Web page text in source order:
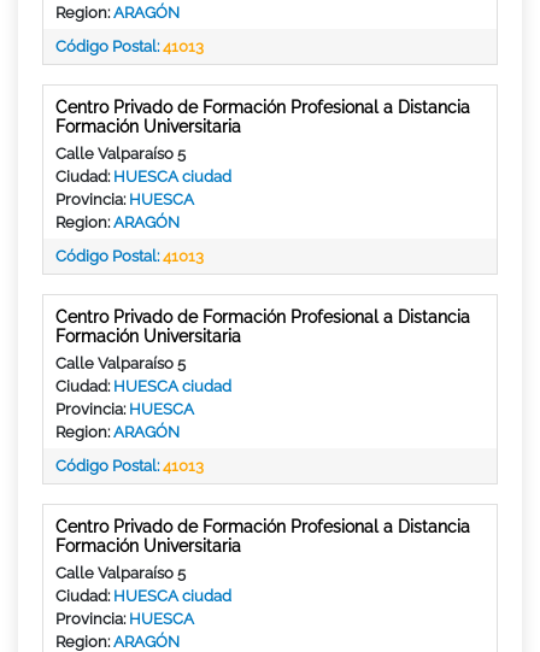
Region:ARAGÓN
Código Postal:41013
Centro Privado de Formación Profesional a Distancia
Formación Universitaria
Calle Valparaíso 5
Ciudad: HUESCA ciudad
Provincia: HUESCA
Region:ARAGÓN
Código Postal:41013
Centro Privado de Formación Profesional a Distancia
Formación Universitaria
Calle Valparaíso 5
Ciudad: HUESCA ciudad
Provincia: HUESCA
Region:ARAGÓN
Código Postal:41013
Centro Privado de Formación Profesional a Distancia
Formación Universitaria
Calle Valparaíso 5
Ciudad: HUESCA ciudad
Provincia: HUESCA
Region:ARAGÓN